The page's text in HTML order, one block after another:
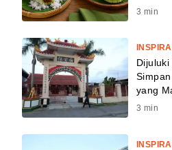
3 min
yang
3 min